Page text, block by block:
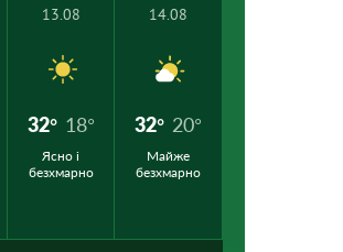
13.08
32° 18°
Ясно і
безхмарно
14.08
32° 20°
Майже
безхмарно